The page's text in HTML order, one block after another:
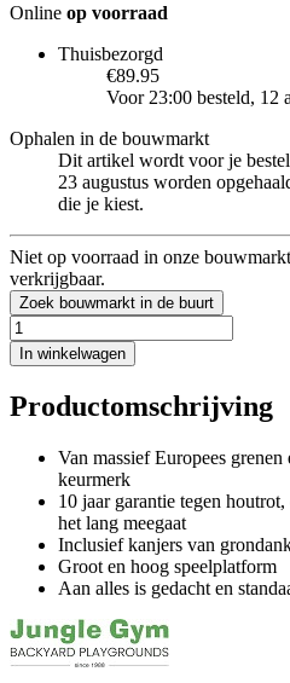
Online op voorraad
Thuisbezorgd
€89.95
Voor 23:00 besteld, 12
Ophalen in de bouwmarkt
Dit artikel wordt voor je
23 augustus worden
die je kiest.
Niet op voorraad in onze
verkrijgbaar.
Zoek bouwmarkt in de buurt
In winkelwagen
Productomschrijving
Van massief Europees
keurmerk
10 jaar garantie tegen
het lang meegaat
Inclusief kanjers van
Groot en hoog speelplatform
Aan alles is gedacht en